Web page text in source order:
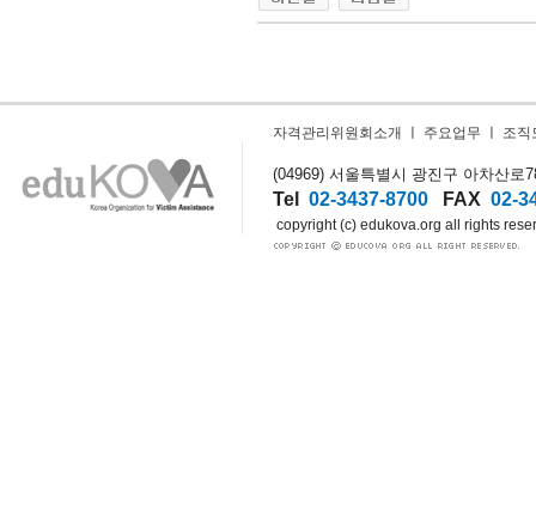
자격관리위원회소개 주요업무 조직
(04969) 서울특별시 광진구 아차산로
Tel 02-3437-8700 FAX 02-
copyright (c) edukova.org all rights